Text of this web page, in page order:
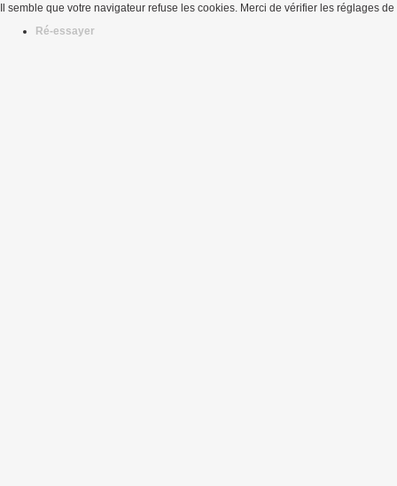
Il semble que votre navigateur refuse les cookies. Merci de vérifier les réglages
Ré-essayer